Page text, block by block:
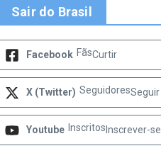
Sair do Brasil
Facebook FãsCurtir
X (Twitter) SeguidoresSeguir
Youtube Inscritos Inscrever-se